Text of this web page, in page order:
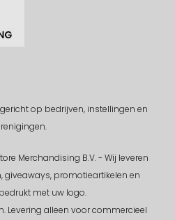
op bedrijven, instellingen en
Merchandising B.V. - Wij leveren
promotieartikelen en
met uw logo.
Levering alleen voor commercieel